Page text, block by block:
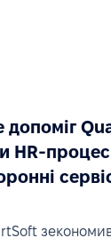
допоміг
HR-